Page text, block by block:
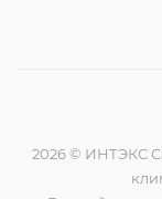
2026 © ИНТЭКС